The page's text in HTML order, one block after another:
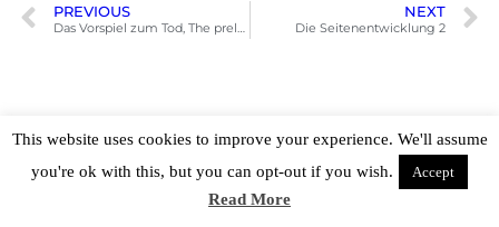
PREVIOUS
Das Vorspiel zum Tod, The prelude to death
NEXT
Die Seitenentwicklung 2
This website uses cookies to improve your experience. We'll assume
you're ok with this, but you can opt-out if you wish.
Accept
Read More